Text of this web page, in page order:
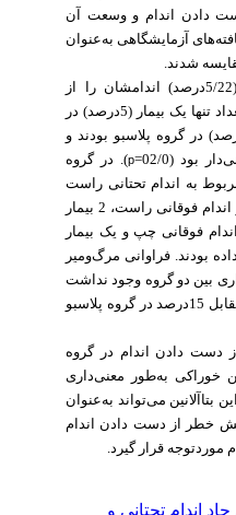
دادن اندام و وسعت آن
آزمایشگاهی به‌عنوان
شدند.
درمجموع، 9 بیمار (5/22درصد) اندامشان را از
دست داده بودند؛ که از این تعداد تنها یک بیمار (5درصد) در
و 8 بیمار (40درصد) در گروه پلاسبو بودند و
(02/0=
p). در گروه
به اندام تحتانی راست
بود. در گروه پلاسبو، یک بیمار اندام فوقانی راست، 2 بیمار
4 بیمار اندام فوقانی چپ و یک بیمار
بودند.فراوانی مرگ‌و‌میر
بین دو گروه وجود نداشت
(5درصد در گروه بتاآلانین در مقابل 15درصد در گروه پلاسبو
دادن اندام در گروه
خوراکیبه‌طور معنی‌داری
بتاآلانین می‌تواند به‌عنوان
خطر از دست دادن اندام
قرار گیرد.
اندام تحتانی و